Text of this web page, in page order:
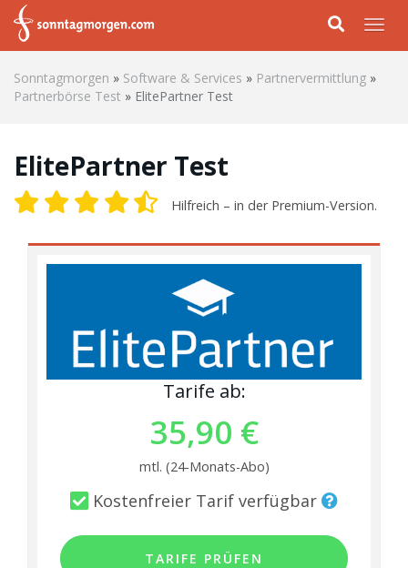
Skip to main content
Sonntagmorgen » Software & Services » Partnervermittlung »
Partnerbörse Test » ElitePartner Test
ElitePartner Test
Hilfreich – in der Premium-Version.
Tarife ab:
35,90 €
mtl. (24-Monats-Abo)
Kostenfreier Tarif verfügbar
TARIFE PRÜFEN